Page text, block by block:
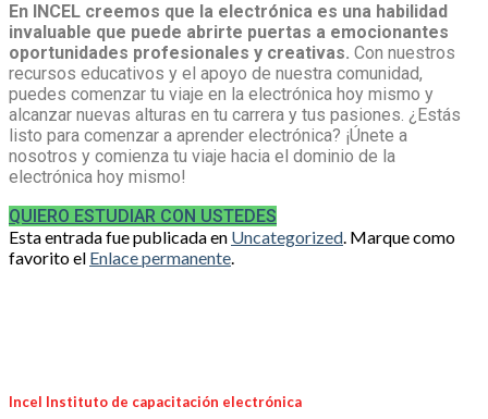
En INCEL creemos que la electrónica es una habilidad
invaluable que puede abrirte puertas a emocionantes
oportunidades profesionales y creativas. Con nuestros
recursos educativos y el apoyo de nuestra comunidad,
puedes comenzar tu viaje en la electrónica hoy mismo y
alcanzar nuevas alturas en tu carrera y tus pasiones. ¿Estás
listo para comenzar a aprender electrónica? ¡Únete a
nosotros y comienza tu viaje hacia el dominio de la
electrónica hoy mismo!
QUIERO ESTUDIAR CON USTEDES
Esta entrada fue publicada en Uncategorized. Marque como
favorito el Enlace permanente.
Incel Instituto de capacitación electrónica